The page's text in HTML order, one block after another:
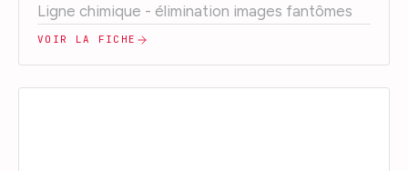
Ligne chimique - élimination images fantômes
VOIR LA FICHE